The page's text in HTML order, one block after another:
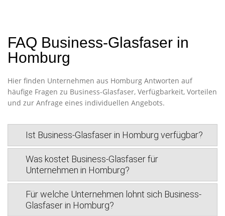
FAQ Business-Glasfaser in
Homburg
Hier finden Unternehmen aus Homburg Antworten auf
häufige Fragen zu Business-Glasfaser, Verfügbarkeit, Vorteilen
und zur Anfrage eines individuellen Angebots.
Ist Business-Glasfaser in Homburg verfügbar?
Was kostet Business-Glasfaser für
Unternehmen in Homburg?
Für welche Unternehmen lohnt sich Business-
Glasfaser in Homburg?